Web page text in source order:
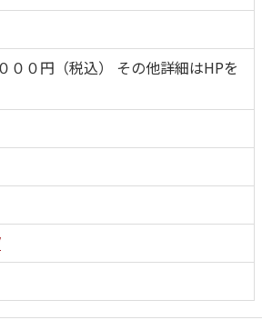
０円（税込） その他詳細はHPを